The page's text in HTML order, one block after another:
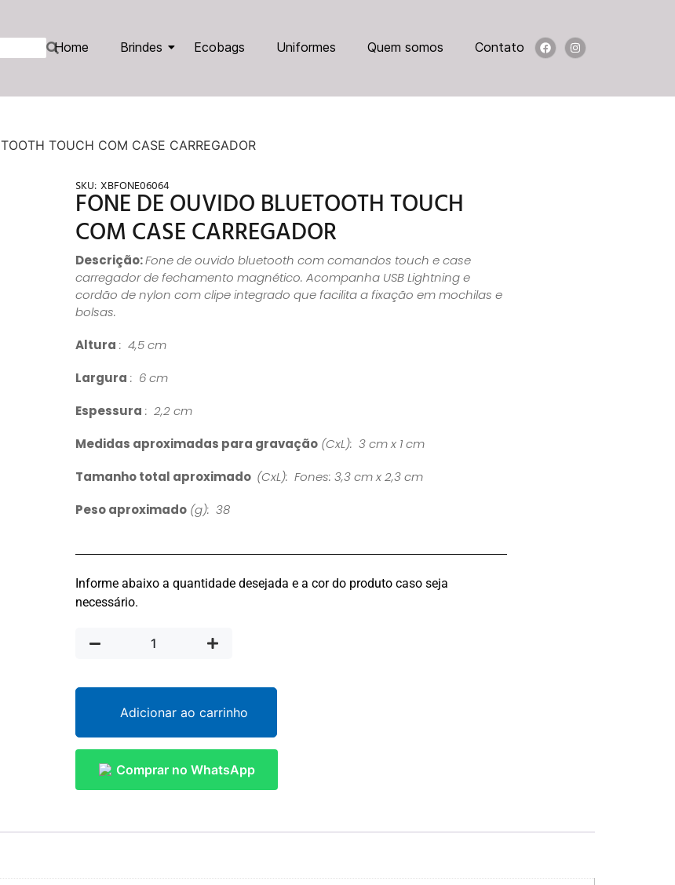
Home Brindes Ecobags Uniformes Quem somos Contato
TOUCH COM CASE CARREGADOR
SKU: XBFONE06064
FONE DE OUVIDO BLUETOOTH TOUCH
COM CASE CARREGADOR
Descrição:Fone de ouvido bluetooth com comandos touch e case
carregador de fechamento magnético. Acompanha USB Lightning e
cordão de nylon com clipe integrado que facilita a fixação em mochilas e
bolsas.
Altura : 4,5 cm
Largura : 6 cm
Espessura : 2,2 cm
Medidas aproximadas para gravação (CxL): 3 cm x 1 cm
Tamanho total aproximado (CxL): Fones: 3,3 cm x 2,3 cm
Peso aproximado (g): 38
Informe abaixo a quantidade desejada e a cor do produto caso seja
necessário.
Adicionar ao carrinho
Comprar no WhatsApp